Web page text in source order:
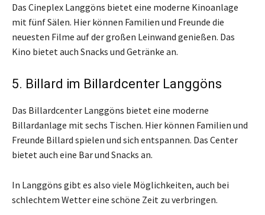
Das Cineplex Langgöns bietet eine moderne Kinoanlage
mit fünf Sälen. Hier können Familien und Freunde die
neuesten Filme auf der großen Leinwand genießen. Das
Kino bietet auch Snacks und Getränke an.
5. Billard im Billardcenter Langgöns
Das Billardcenter Langgöns bietet eine moderne
Billardanlage mit sechs Tischen. Hier können Familien und
Freunde Billard spielen und sich entspannen. Das Center
bietet auch eine Bar und Snacks an.
In Langgöns gibt es also viele Möglichkeiten, auch bei
schlechtem Wetter eine schöne Zeit zu verbringen.